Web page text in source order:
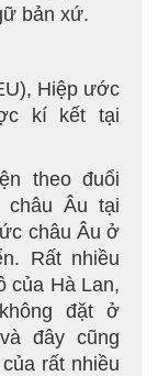
bản xứ.
Hiệp ước
kí kết tại
theo đuổi
châu Âu tại
châu Âu ở
Rất nhiều
của Hà Lan,
đặt ở
đây cũng
rất nhiều